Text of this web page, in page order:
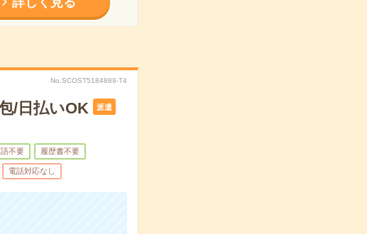
No.SCOST5184889-T4
/日払いOK 派遣
不要 履歴書不要
電話対応なし